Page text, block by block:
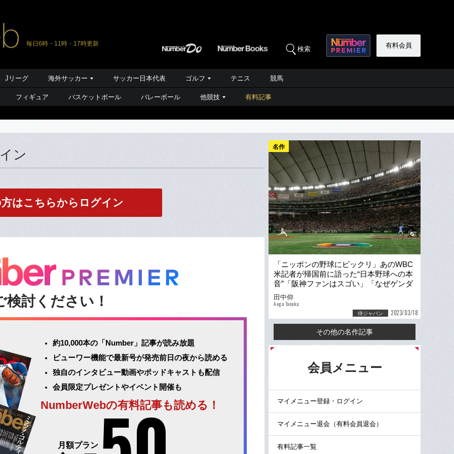
毎日6時・11時・17時更新
検索 有料会員
Jリーグ 海外サッカー サッカー日本代表 ゴルフ テニス 競馬
フィギュア バスケットボール バレーボール 他競技 有料記事
ン
はこちらからログイン
検討ください！
約10,000本の「Number」記事が読み放題
ビューワー機能で最新号が発売前日の夜から読める
独自のインタビュー動画やポッドキャストも配信
会員限定プレゼントやイベント開催も
NumberWebの有料記事も読める！
月額プラン
名作
「ニッポンの野球にビックリ」あのWBC
米記者が帰国前に語った“日本野球への本
音”「阪神ファンはスゴい」「なぜゲンダ
は“トヨタ出身”なの？」
田中仰
Aogu Tanaka
侍ジャパン 2023/03/18
その他の名作記事
会員メニュー
マイメニュー登録・ログイン
マイメニュー退会（有料会員退会）
有料記事一覧